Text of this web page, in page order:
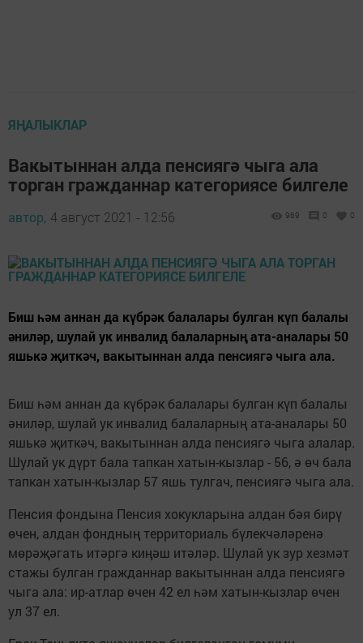
ЯҢАЛЫКЛАР
Вакытыннан алда пенсиягә чыга ала
торган гражданнар категориясе билгеле
автор, 4 август 2021 - 12:56 969 0 0
Биш һәм аннан да күбрәк балалары булган күп балалы
әниләр, шулай ук инвалид балаларның ата-аналары 50
яшькә җиткәч, вакытыннан алда пенсиягә чыга ала.
Биш һәм аннан да күбрәк балалары булган күп балалы
әниләр, шулай ук инвалид балаларның ата-аналары 50
яшькә җиткәч, вакытыннан алда пенсиягә чыга алалар.
Шулай ук дүрт бала тапкан хатын-кызлар - 56, ә өч бала
тапкан хатын-кызлар 57 яшь тулгач, пенсиягә чыга ала.
Пенсия фондына Пенсия хокукларына алдан бәя бирү
өчен, алдан фондның территориаль бүлекчәләренә
мөрәҗәгать итәргә киңәш итәләр. Шулай ук зур хезмәт
стажы булган гражданнар вакытыннан алда пенсиягә
чыга ала: ир-атлар өчен 42 ел һәм хатын-кызлар өчен
ул 37 ел.